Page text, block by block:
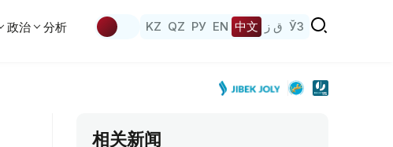
政治 分析 KZ QZ РУ EN 中文 ق ز ЎЗ
相关新闻